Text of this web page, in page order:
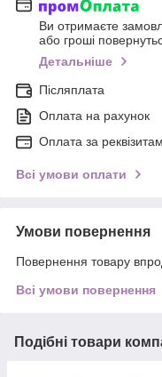
Ви отримаєте
або гроші
Детальніше
Післяплата
Оплата на рахунок
Оплата за
Всі умови оплати
Умови повернення
Повернення товару
Всі умови повернення
Подібні товари